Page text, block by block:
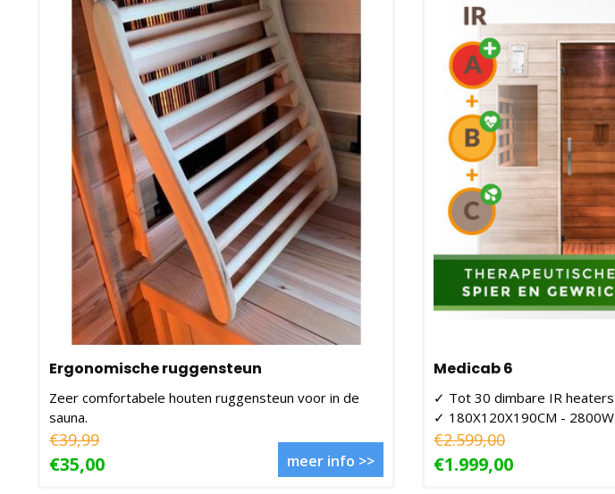
Ergonomische ruggensteun
Zeer comfortabele houten ruggensteun voor in de
sauna.
€39,99
€35,00 meer info >>
Medicab 6
✓ Tot 30 dimbare IR heaters
✓ 180X120X190CM - 2800W
€2.599,00
€1.999,00